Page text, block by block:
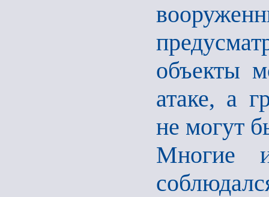
объекты
атаке, а
не могут
Многие